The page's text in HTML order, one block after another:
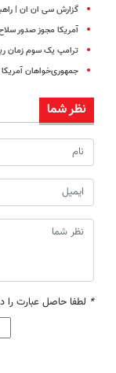
گزارش سی ان ان |
آمریکا مجوز صدور
ترامپ یک سوم زمان
جمهوری‌خواهان
نظر شما
* لطفا حاصل عبارت را